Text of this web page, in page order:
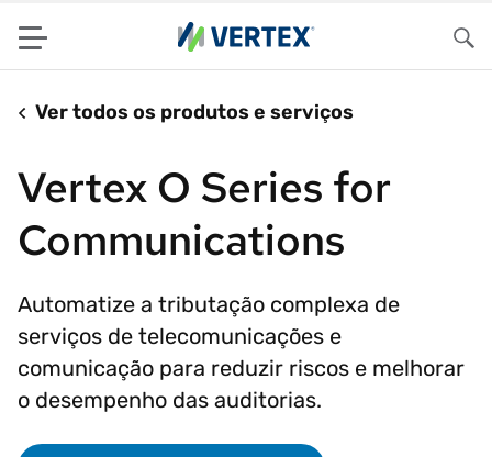
Menu
Ver todos os produtos e serviços
Vertex O Series for
Communications
Automatize a tributação complexa de
serviços de telecomunicações e
comunicação para reduzir riscos e melhorar
o desempenho das auditorias.